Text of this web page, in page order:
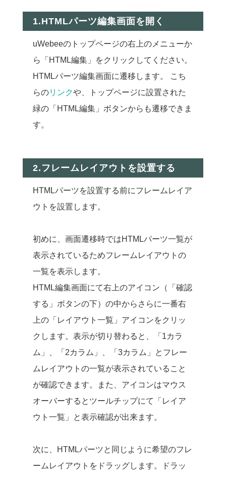
1.HTMLパーツ編集画面を開く
uWebeeのトップページの右上のメニューか
ら「HTML編集」をクリックしてください。
HTMLパーツ編集画面に遷移します。 こち
らのリンクや、トップページに設置された
緑の「HTML編集」ボタンからも遷移できま
す。
2.フレームレイアウトを設置する
HTMLパーツを設置する前にフレームレイア
ウトを設置します。
初めに、画面遷移時ではHTMLパーツ一覧が
表示されているためフレームレイアウトの
一覧を表示します。
HTML編集画面にて右上のアイコン（「確認
する」ボタンの下）の中からさらに一番右
上の「レイアウト一覧」アイコンをクリッ
クします。表示が切り替わると、「1カラ
ム」、「2カラム」、「3カラム」とフレー
ムレイアウトの一覧が表示されていること
が確認できます。また、アイコンはマウス
オーバーするとツールチップにて「レイア
ウト一覧」と表示確認が出来ます。
次に、HTMLパーツと同じように希望のフレ
ームレイアウトをドラッグします。ドラッ